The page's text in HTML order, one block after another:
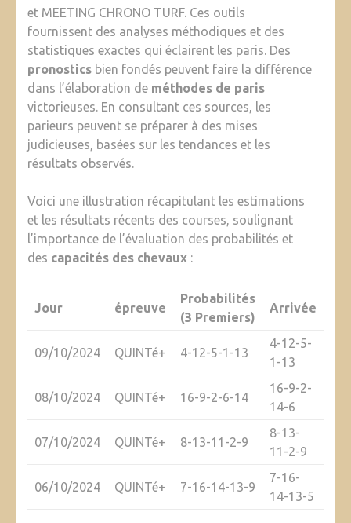
et MEETING CHRONO TURF. Ces outils
fournissent des analyses méthodiques et des
statistiques exactes qui éclairent les paris. Des
pronostics bien fondés peuvent faire la différence
dans l’élaboration de méthodes de paris
victorieuses. En consultant ces sources, les
parieurs peuvent se préparer à des mises
judicieuses, basées sur les tendances et les
résultats observés.
Voici une illustration récapitulant les estimations
et les résultats récents des courses, soulignant
l’importance de l’évaluation des probabilités et
des capacités des chevaux :
Jour épreuve
Probabilités
(3 Premiers)
Arrivée
09/10/2024 QUINTé+ 4-12-5-1-13
4-12-5-
1-13
08/10/2024 QUINTé+ 16-9-2-6-14
16-9-2-
14-6
07/10/2024 QUINTé+ 8-13-11-2-9
8-13-
11-2-9
06/10/2024 QUINTé+ 7-16-14-13-9
7-16-
14-13-5